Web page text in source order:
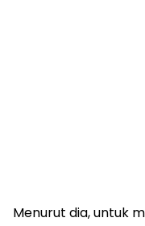
Menurut dia, untuk